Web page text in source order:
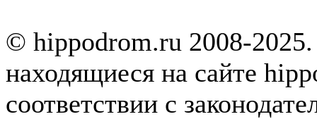
© hippodrom.ru 2008-
находящиеся на сайте
соответствии с